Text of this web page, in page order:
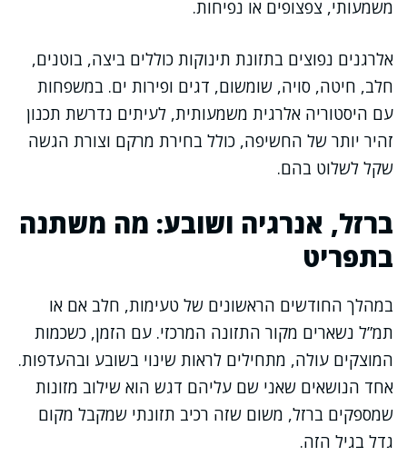
משמעותי, צפצופים או נפיחות.
אלרגנים נפוצים בתזונת תינוקות כוללים ביצה, בוטנים,
חלב, חיטה, סויה, שומשום, דגים ופירות ים. במשפחות
עם היסטוריה אלרגית משמעותית, לעיתים נדרשת תכנון
זהיר יותר של החשיפה, כולל בחירת מרקם וצורת הגשה
שקל לשלוט בהם.
ברזל, אנרגיה ושובע: מה משתנה
בתפריט
במהלך החודשים הראשונים של טעימות, חלב אם או
תמ”ל נשארים מקור התזונה המרכזי. עם הזמן, כשכמות
המוצקים עולה, מתחילים לראות שינוי בשובע ובהעדפות.
אחד הנושאים שאני שם עליהם דגש הוא שילוב מזונות
שמספקים ברזל, משום שזה רכיב תזונתי שמקבל מקום
גדל בגיל הזה.